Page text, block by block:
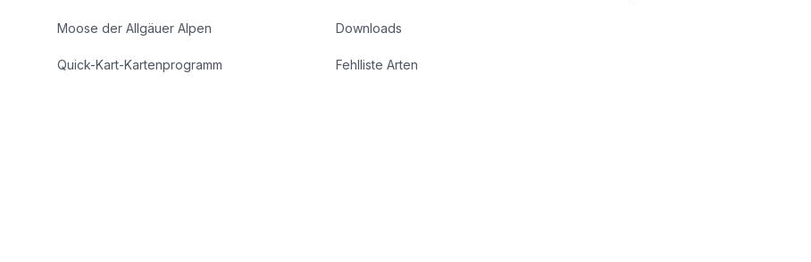
Moose der Allgäuer Alpen
Quick-Kart-Kartenprogramm
Downloads
Fehlliste Arten